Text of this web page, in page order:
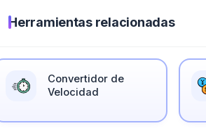
Herramientas relacionadas
Convertidor de
Velocidad